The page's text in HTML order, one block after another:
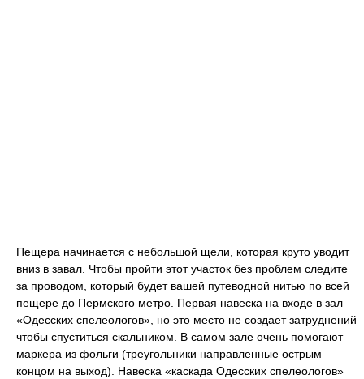
Пещера начинается с небольшой щели, которая круто уводит
вниз в завал. Чтобы пройти этот участок без проблем следите
за проводом, который будет вашей путеводной нитью по всей
пещере до Пермского метро. Первая навеска на входе в зал
«Одесских спелеологов», но это место не создает затруднений
чтобы спуститься скальником. В самом зале очень помогают
маркера из фольги (треугольники направленные острым
концом на выход). Навеска «каскада Одесских спелеологов»